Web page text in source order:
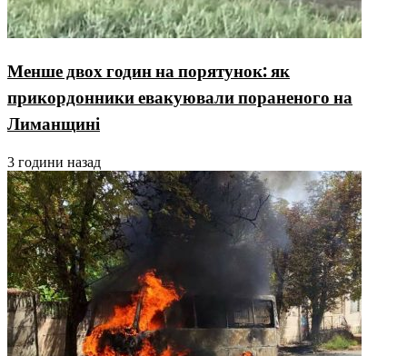
Менше двох годин на порятунок: як
прикордонники евакуювали пораненого на
Лиманщині
3 години назад